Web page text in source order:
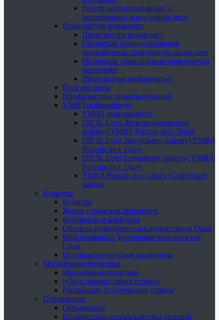
Реестр необорудованных и
запрещенных для купания мест
Прокуратура разъясняет
Прокуратура разъясняет
Орловская природоохранная
межрайонная прокуратура разъясняет
Орловская транспортная прокуратура
разъясняет
Прокуратура информирует
Полезно знать
Профилактика правонарушений
УМВД информирует
УМВД информирует
ОП № 1 (по Железнодорожному
району) УМВД России по г. Орлу
ОП № 2 (по Заводскому району) УМВД
России по г. Орлу
ОП № 3 (по Северному району) УМВД
России по г. Орлу
УМВД России по г. Орлу (Советский
район)
Культура
Культура
Жизнь городских библиотек
Фестивали и конкурсы
Объекты культурного наследия города Орла
Инфографика о достопримечательностях
Орла
Историко-культурная экспертиза
Молодёжная политика
Молодёжная политика
«Орёл помнит своих героев»
Российские студенческие отряды
Образование
Образование
Независимая оценка качества условий